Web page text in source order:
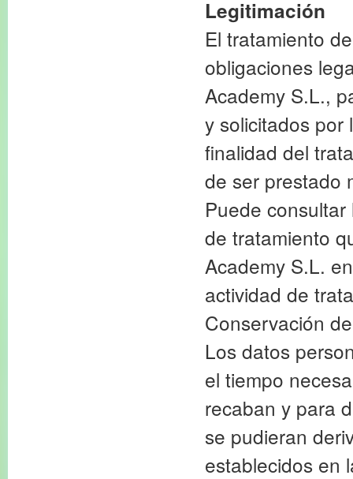
Legitimación
El tratamiento
obligaciones
Academy S.L.,
y solicitados por
finalidad del
de ser prestado
Puede
de tratamiento
Academy S.L.
actividad de
Conservación
Los datos
el tiempo
recaban y para
se pudieran
establecidos en